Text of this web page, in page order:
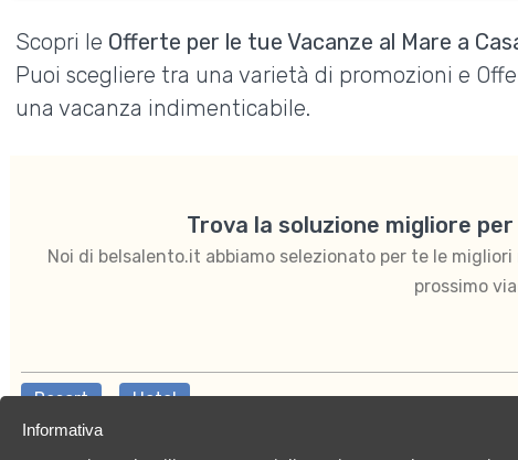
Scopri le Offerte per le tue Vacanze al Mare a
Puoi scegliere tra una varietà di promozioni e
una vacanza indimenticabile.
Trova la soluzione migliore
Noi di belsalento.it abbiamo selezionato per te le
prossimo
Resort Hotel
Informativa